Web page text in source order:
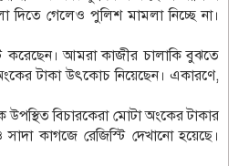
গেলেও পুলিশ মামলা নিচ্ছে না।
করেছেন। আমরা কাজীর চালাকি বুঝতে
টাকা উৎকোচ নিয়েছেন। একারণে,
বিচারকেরা মোটা অংকের টাকার
সাদা কাগজে রেজিস্টি দেখানো হয়েছে।